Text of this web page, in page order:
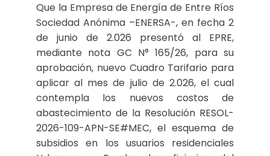
Que la Empresa de Energía de Entre Ríos
Sociedad Anónima –ENERSA-, en fecha 2
de junio de 2.026 presentó al EPRE,
mediante nota GC N° 165/26, para su
aprobación, nuevo Cuadro Tarifario para
aplicar al mes de julio de 2.026, el cual
contempla los nuevos costos de
abastecimiento de la Resolución RESOL-
2026-109-APN-SE#MEC, el esquema de
subsidios en los usuarios residenciales